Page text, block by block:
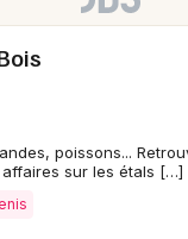
poissons...
sur les étals […]